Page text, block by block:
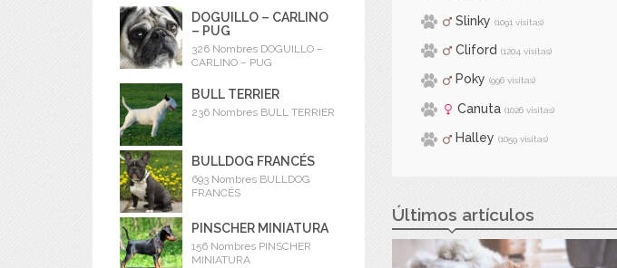
DOGUILLO – CARLINO
– PUG
326 Nombres DOGUILLO –
CARLINO – PUG
BULL TERRIER
236 Nombres BULL TERRIER
BULLDOG FRANCÉS
693 Nombres BULLDOG
FRANCÉS
PINSCHER MINIATURA
156 Nombres PINSCHER
MINIATURA
Slinky (1091 visitas)
Cliford (1204 visitas)
Poky (996 visitas)
Canuta (1026 visitas)
Halley (1059 visitas)
Últimos artículos